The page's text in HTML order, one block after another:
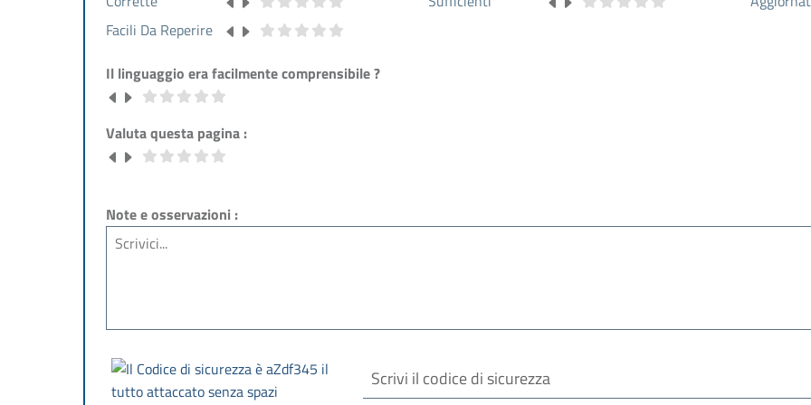
Facili Da Reperire
Il linguaggio era facilmente comprensibile ?
Valuta questa pagina :
Note e osservazioni :